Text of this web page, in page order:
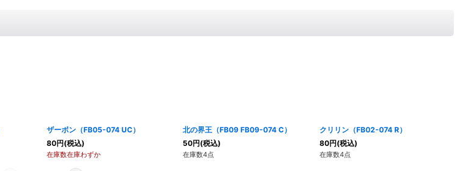
ザーボン（FB05-074 UC）
80円(税込)
在庫数在庫わずか
北の界王（FB09 FB09-074 C）
50円(税込)
在庫数4点
クリリン（FB02-074 R）
80円(税込)
在庫数4点